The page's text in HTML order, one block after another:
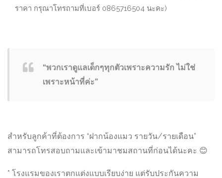
ราคา กรุณาโทรถามที่เบอร์ 0865716504 นะคะ)
“พวกเราดูแลเด็กๆทุกตัวเพราะความรัก ไม่ใช่
เพราะหน้าที่ค่ะ”
สำหรับลูกค้าที่ต้องการ “ฝากน้องแมว รายวัน/รายเดือน”
สามารถโทรสอบถามและเข้ามาชมสถานที่ก่อนได้นะคะ 😊
* โรงแรมของเราตกแต่งแบบเรียบง่าย แต่รับประกันความ